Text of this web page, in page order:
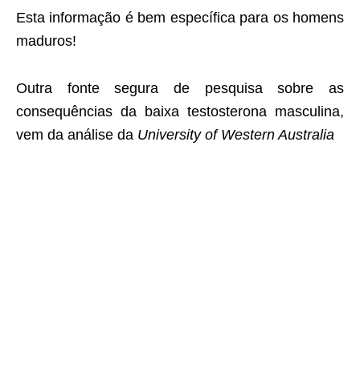
Esta informação é bem específica para os homens
maduros!
Outra fonte segura de pesquisa sobre as
consequências da baixa testosterona masculina,
vem da análise da University of Western Australia